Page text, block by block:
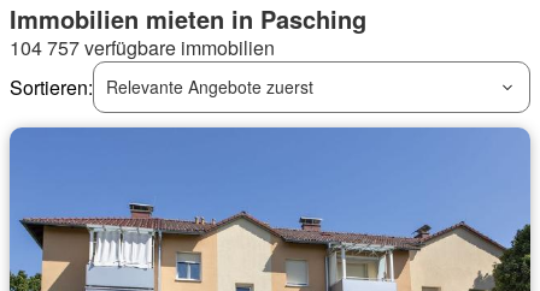
Immobilien mieten in Pasching
104 757 verfügbare immobilien
Sortieren:
Relevante Angebote zuerst